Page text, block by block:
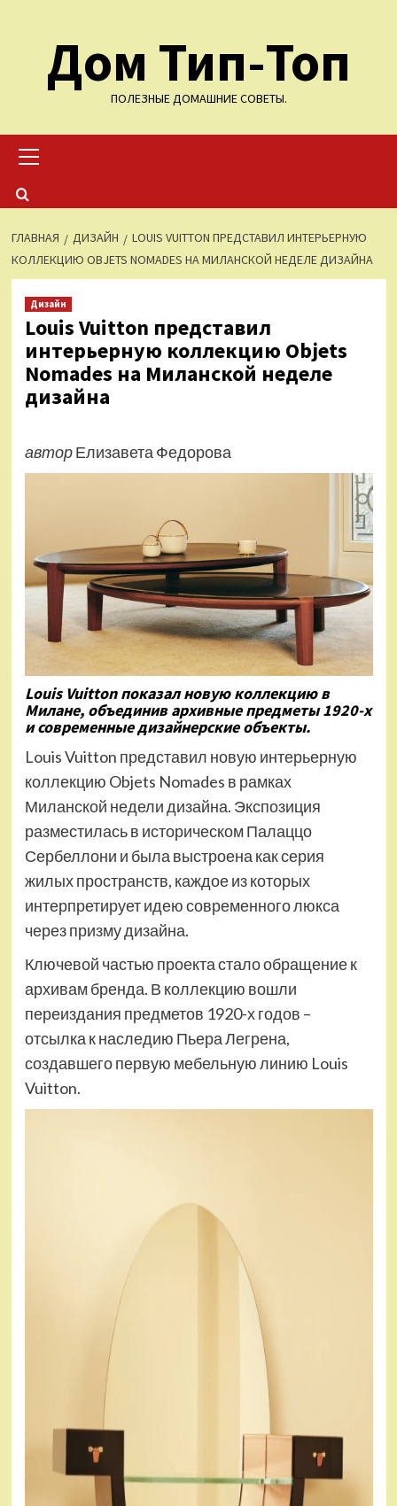
содержимомуДом Тип-Топ
ПОЛЕЗНЫЕ ДОМАШНИЕ СОВЕТЫ.
меню
ГЛАВНАЯ ДИЗАЙН
LOUIS VUITTON ПРЕДСТАВИЛ ИНТЕРЬЕРНУЮ
КОЛЛЕКЦИЮ OBJETS NOMADES НА МИЛАНСКОЙ НЕДЕЛЕ ДИЗАЙНА
Дизайн
Louis Vuitton представил
интерьерную коллекцию Objets
Nomades на Миланской неделе
дизайна
авторЕлизавета Федорова
Louis Vuitton показал новую коллекцию в
Милане, объединив архивные предметы 1920-х
и современные дизайнерские объекты.
Louis Vuitton представил новую интерьерную
коллекцию Objets Nomades в рамках
Миланской недели дизайна. Экспозиция
разместилась в историческом Палаццо
Сербеллони и была выстроена как серия
жилых пространств, каждое из которых
интерпретирует идею современного люкса
через призму дизайна.
Ключевой частью проекта стало обращение к
архивам бренда. В коллекцию вошли
переиздания предметов 1920-х годов –
отсылка к наследию Пьера Легрена,
создавшего первую мебельную линию Louis
Vuitton.